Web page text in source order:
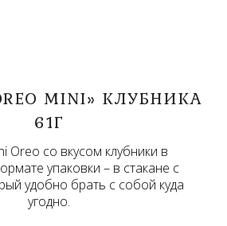
MINI» КЛУБНИКА
61Г
Oreo со вкусом клубники в
упаковки – в стакане с
удобно брать с собой куда
угодно.